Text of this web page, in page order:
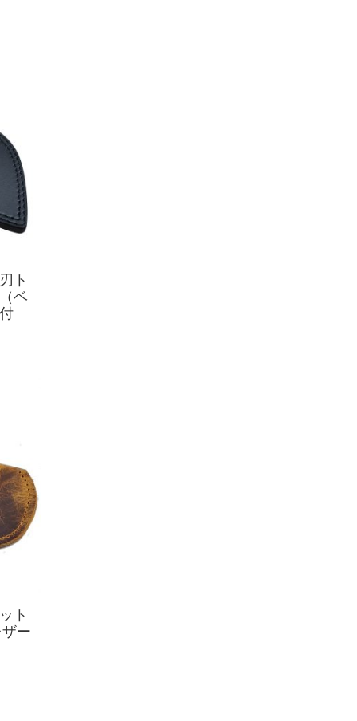
ト
ベ
ト
ー